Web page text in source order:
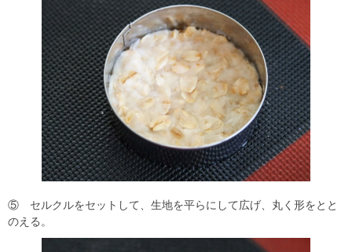
⑤ セルクルをセットして、生地を平らにして広げ、丸く形をとと
のえる。